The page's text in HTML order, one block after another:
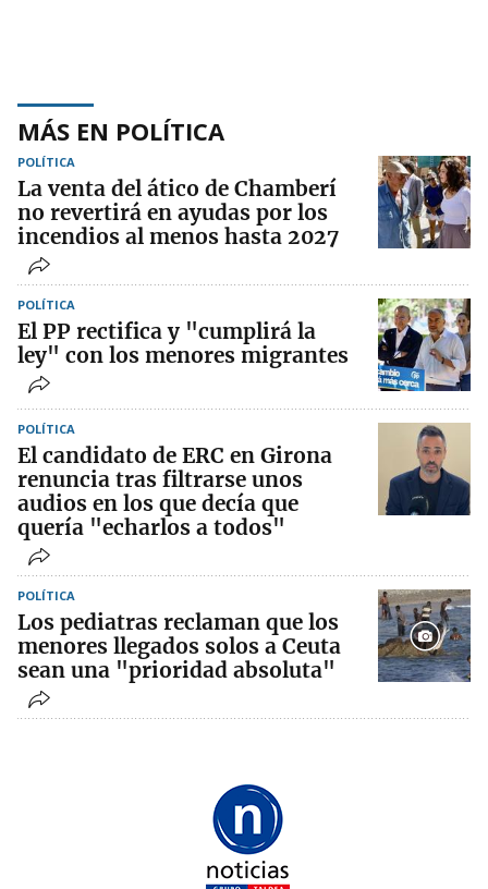
MÁS EN POLÍTICA
POLÍTICA
La venta del ático de Chamberí
no revertirá en ayudas por los
incendios al menos hasta 2027
POLÍTICA
El PP rectifica y "cumplirá la
ley" con los menores migrantes
POLÍTICA
El candidato de ERC en Girona
renuncia tras filtrarse unos
audios en los que decía que
quería "echarlos a todos"
POLÍTICA
Los pediatras reclaman que los
menores llegados solos a Ceuta
sean una "prioridad absoluta"